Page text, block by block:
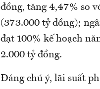
đồng, tăng 4,47% so
(373.000 tỷ đồng);
đạt 100% kế hoạch
2.000 tỷ đồng.
Đáng chú ý, lãi suất